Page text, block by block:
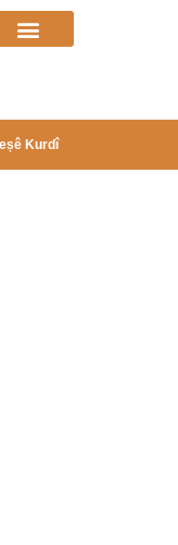
Kurdî